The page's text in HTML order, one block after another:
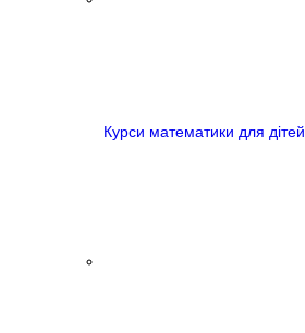
Курси математики для дітей